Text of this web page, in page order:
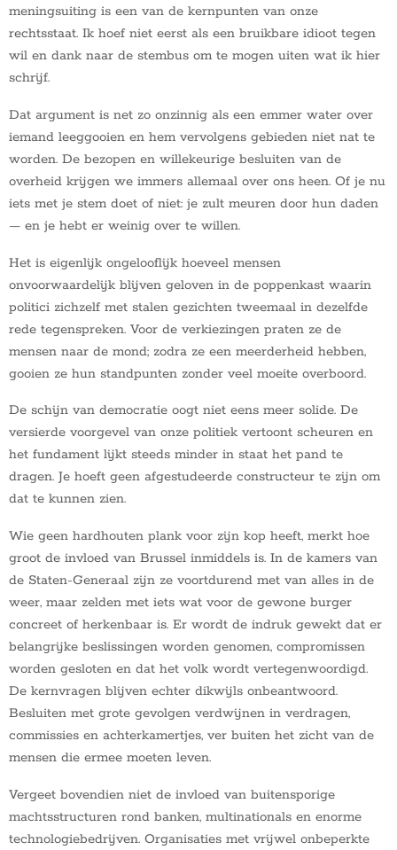
meningsuiting is een van de kernpunten van onze
rechtsstaat. Ik hoef niet eerst als een bruikbare idioot tegen
wil en dank naar de stembus om te mogen uiten wat ik hier
schrijf.
Dat argument is net zo onzinnig als een emmer water over
iemand leeggooien en hem vervolgens gebieden niet nat te
worden. De bezopen en willekeurige besluiten van de
overheid krijgen we immers allemaal over ons heen. Of je nu
iets met je stem doet of niet: je zult meuren door hun daden
— en je hebt er weinig over te willen.
Het is eigenlijk ongelooflijk hoeveel mensen
onvoorwaardelijk blijven geloven in de poppenkast waarin
politici zichzelf met stalen gezichten tweemaal in dezelfde
rede tegenspreken. Voor de verkiezingen praten ze de
mensen naar de mond; zodra ze een meerderheid hebben,
gooien ze hun standpunten zonder veel moeite overboord.
De schijn van democratie oogt niet eens meer solide. De
versierde voorgevel van onze politiek vertoont scheuren en
het fundament lijkt steeds minder in staat het pand te
dragen. Je hoeft geen afgestudeerde constructeur te zijn om
dat te kunnen zien.
Wie geen hardhouten plank voor zijn kop heeft, merkt hoe
groot de invloed van Brussel inmiddels is. In de kamers van
de Staten-Generaal zijn ze voortdurend met van alles in de
weer, maar zelden met iets wat voor de gewone burger
concreet of herkenbaar is. Er wordt de indruk gewekt dat er
belangrijke beslissingen worden genomen, compromissen
worden gesloten en dat het volk wordt vertegenwoordigd.
De kernvragen blijven echter dikwijls onbeantwoord.
Besluiten met grote gevolgen verdwijnen in verdragen,
commissies en achterkamertjes, ver buiten het zicht van de
mensen die ermee moeten leven.
Vergeet bovendien niet de invloed van buitensporige
machtsstructuren rond banken, multinationals en enorme
technologiebedrijven. Organisaties met vrijwel onbeperkte